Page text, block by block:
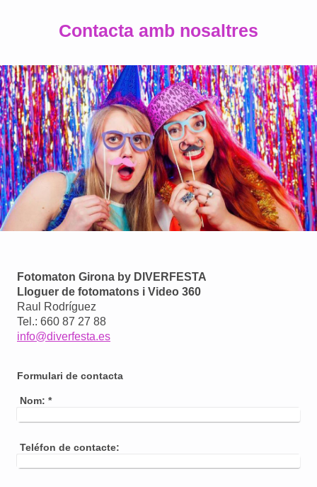
Contacta amb nosaltres
Fotomaton Girona by DIVERFESTA
Lloguer de fotomatons i Video 360
Raul Rodríguez
Tel.: 660 87 27 88
info@diverfesta.es
Formulari de contacta
Nom: *
Teléfon de contacte: